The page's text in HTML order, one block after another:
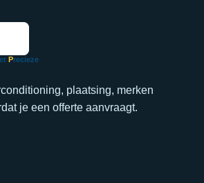
Precieze
plaatsing, merken
je een offerte aanvraagt.